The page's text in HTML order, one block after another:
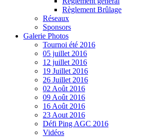
Règlement Brûlage
Réseaux
Sponsors
Galerie Photos
Tournoi été 2016
05 juillet 2016
12 juillet 2016
19 Juillet 2016
26 Juillet 2016
02 Août 2016
09 Août 2016
16 Août 2016
23 Aout 2016
Défi Ping AGC 2016
Vidéos